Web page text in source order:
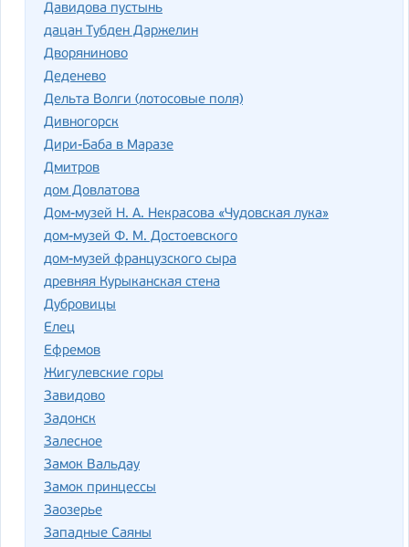
Давидова пустынь
дацан Тубден Даржелин
Дворяниново
Деденево
Дельта Волги (лотосовые поля)
Дивногорск
Дири-Баба в Маразе
Дмитров
дом Довлатова
Дом-музей Н. А. Некрасова «Чудовская лука»
дом-музей Ф. М. Достоевского
дом-музей французского сыра
древняя Курыканская стена
Дубровицы
Елец
Ефремов
Жигулевские горы
Завидово
Задонск
Залесное
Замок Вальдау
Замок принцессы
Заозерье
Западные Саяны